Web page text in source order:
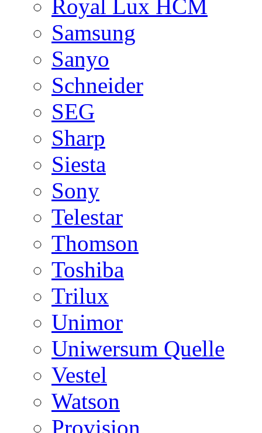
Royal Lux HCM
Samsung
Sanyo
Schneider
SEG
Sharp
Siesta
Sony
Telestar
Thomson
Toshiba
Trilux
Unimor
Uniwersum Quelle
Vestel
Watson
Provision